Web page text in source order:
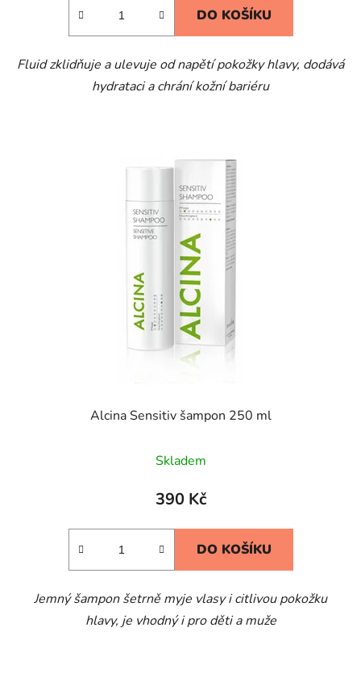
DO KOŠÍKU
Fluid zklidňuje a ulevuje od napětí pokožky hlavy, dodává
hydrataci a chrání kožní bariéru
Alcina Sensitiv šampon 250 ml
hodnocení
produktu
5,0
hvězdiček.
Skladem
390 Kč
DO KOŠÍKU
Jemný šampon šetrně myje vlasy i citlivou pokožku
hlavy, je vhodný i pro děti a muže